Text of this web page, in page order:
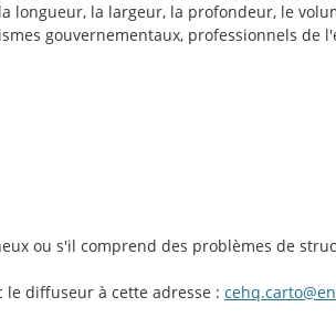
longueur, la largeur, la profondeur, le
gouvernementaux, professionnels
ou s'il comprend des problèmes de
le diffuseur à cette adresse :